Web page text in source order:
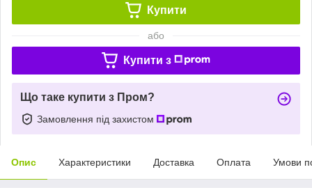
Купити
або
Купити з
Що таке купити з Пром?
Замовлення під захистом
Опис Характеристики Доставка Оплата Умови